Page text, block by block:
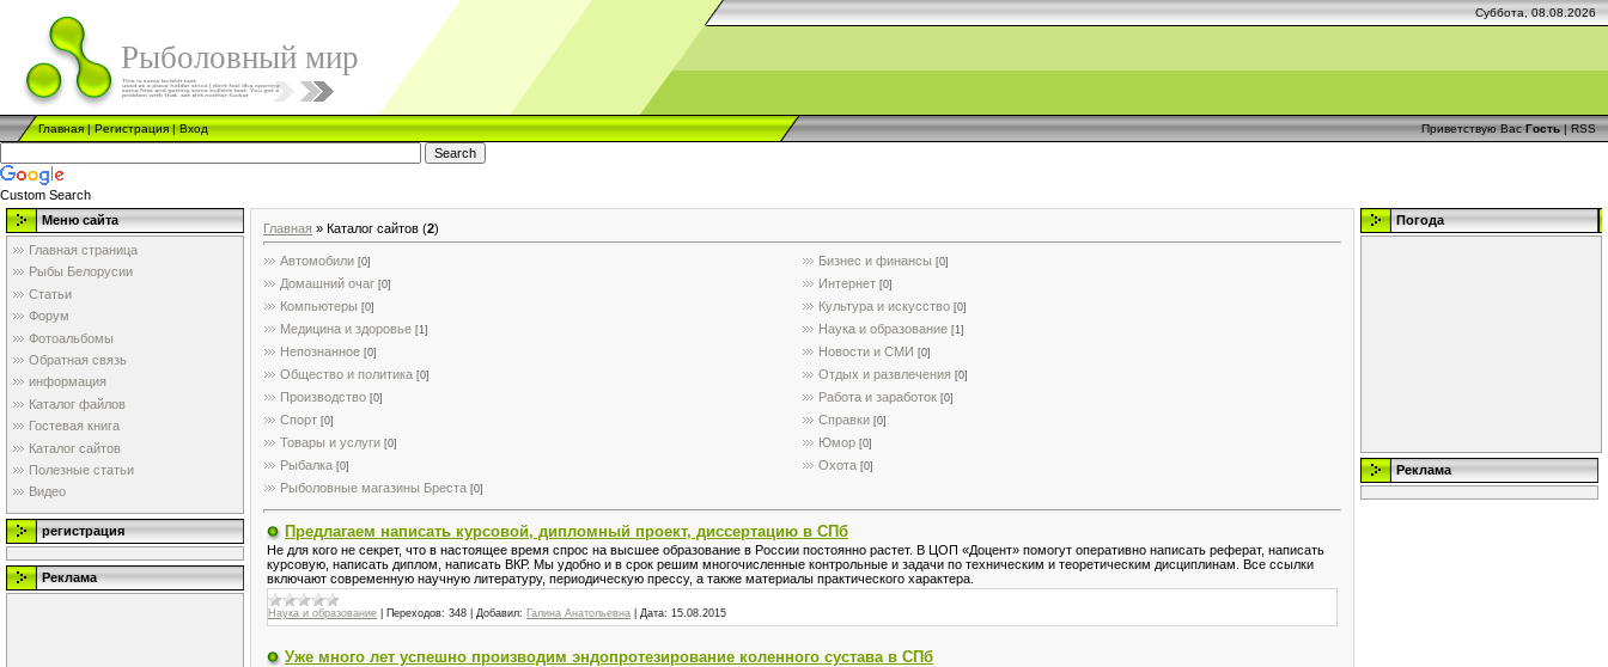
Суббота, 08.08.2026
Рыболовный мир
Главная|Регистрация|Вход Приветствую Вас Гость|RSS
Custom Search
Меню сайта
Главная страница
Рыбы Белорусии
Статьи
Форум
Фотоальбомы
Обратная связь
информация
Каталог файлов
Гостевая книга
Каталог сайтов
Полезные статьи
Видео
регистрация
Реклама
Главная » Каталог сайтов (2)
Автомобили [0] Бизнес и финансы [0]
Домашний очаг [0] Интернет [0]
Компьютеры [0] Культура и искусство [0]
Медицина и здоровье [1] Наука и образование [1]
Непознанное [0] Новости и СМИ [0]
Общество и политика [0] Отдых и развлечения [0]
Производство [0] Работа и заработок [0]
Спорт [0] Справки [0]
Товары и услуги [0] Юмор [0]
Рыбалка [0] Охота [0]
Рыболовные магазины Бреста [0]
Предлагаем написать курсовой, дипломный проект, диссертацию в СПб
Не для кого не секрет, что в настоящее время спрос на высшее образование в России постоянно растет. В ЦОП «Доцент» помогут оперативно написать реферат, написать
курсовую, написать диплом, написать ВКР. Мы удобно и в срок решим многочисленные контрольные и задачи по техническим и теоретическим дисциплинам. Все ссылки
включают современную научную литературу, периодическую прессу, а также материалы практического характера.
Наука и образование Переходов: 348 Добавил: Галина Анатольевна Дата: 15.08.2015
Уже много лет успешно производим эндопротезирование коленного сустава в СПб
Погода
Реклама